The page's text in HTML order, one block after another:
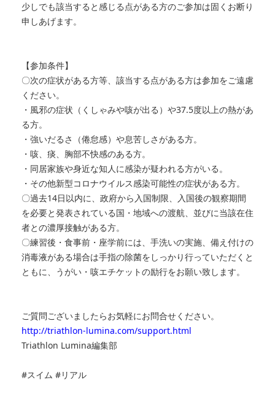
少しでも該当すると感じる点がある方のご参加は固くお断り
申しあげます。
【参加条件】
〇次の症状がある方等、該当する点がある方は参加をご遠慮
ください。
・風邪の症状（くしゃみや咳が出る）や37.5度以上の熱があ
る方。
・強いだるさ（倦怠感）や息苦しさがある方。
・咳、痰、胸部不快感のある方。
・同居家族や身近な知人に感染が疑われる方がいる。
・その他新型コロナウイルス感染可能性の症状がある方。
〇過去14日以内に、政府から入国制限、入国後の観察期間
を必要と発表されている国・地域への渡航、並びに当該在住
者との濃厚接触がある方。
〇練習後・食事前・座学前には、手洗いの実施、備え付けの
消毒液がある場合は手指の除菌をしっかり行っていただくと
ともに、うがい・咳エチケットの励行をお願い致します。
ご質問ございましたらお気軽にお問合せください。
http://triathlon-lumina.com/support.html
Triathlon Lumina編集部
#スイム #リアル